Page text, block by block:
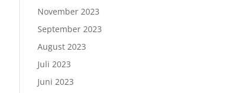
November 2023
September 2023
August 2023
Juli 2023
Juni 2023